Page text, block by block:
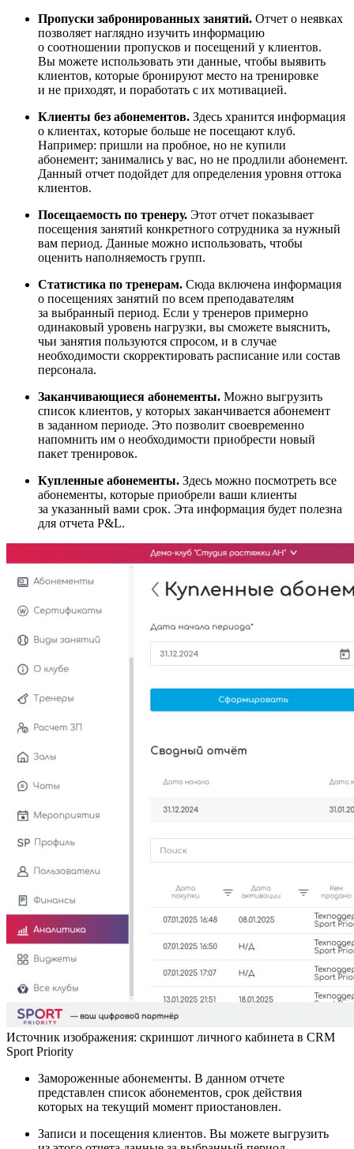
Пропуски забронированных занятий. Отчет о неявках
позволяет наглядно изучить информацию
о соотношении пропусков и посещений у клиентов.
Вы можете использовать эти данные, чтобы выявить
клиентов, которые бронируют место на тренировке
и не приходят, и поработать с их мотивацией.
Клиенты без абонементов. Здесь хранится информация
о клиентах, которые больше не посещают клуб.
Например: пришли на пробное, но не купили
абонемент; занимались у вас, но не продлили абонемент.
Данный отчет подойдет для определения уровня оттока
клиентов.
Посещаемость по тренеру. Этот отчет показывает
посещения занятий конкретного сотрудника за нужный
вам период. Данные можно использовать, чтобы
оценить наполняемость групп.
Статистика по тренерам. Сюда включена информация
о посещениях занятий по всем преподавателям
за выбранный период. Если у тренеров примерно
одинаковый уровень нагрузки, вы сможете выяснить,
чьи занятия пользуются спросом, и в случае
необходимости скорректировать расписание или состав
персонала.
Заканчивающиеся абонементы. Можно выгрузить
список клиентов, у которых заканчивается абонемент
в заданном периоде. Это позволит своевременно
напомнить им о необходимости приобрести новый
пакет тренировок.
Купленные абонементы. Здесь можно посмотреть все
абонементы, которые приобрели ваши клиенты
за указанный вами срок. Эта информация будет полезна
для отчета P&L.
Источник изображения: скриншот личного кабинета в CRM
Sport Priority
Замороженные абонементы. В данном отчете
представлен список абонементов, срок действия
которых на текущий момент приостановлен.
Записи и посещения клиентов. Вы можете выгрузить